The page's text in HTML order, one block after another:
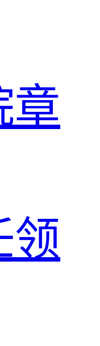
章
领